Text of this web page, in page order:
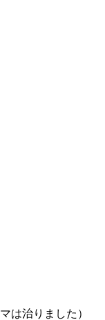
は治りました）